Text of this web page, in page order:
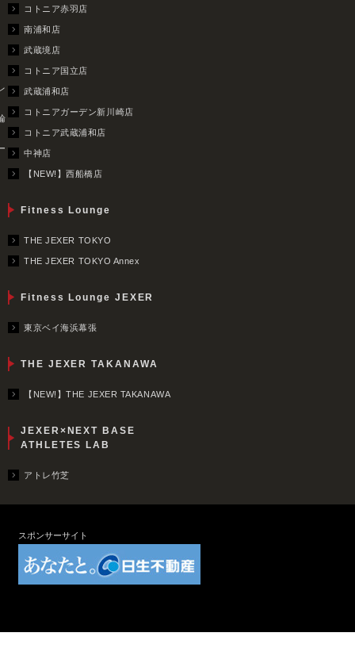
コトニア赤羽店
南浦和店
武蔵境店
コトニア国立店
武蔵浦和店
コトニアガーデン新川崎店
コトニア武蔵浦和店
中神店
【NEW!】西船橋店
Fitness Lounge
THE JEXER TOKYO
THE JEXER TOKYO Annex
Fitness Lounge JEXER
東京ベイ海浜幕張
THE JEXER TAKANAWA
【NEW!】THE JEXER TAKANAWA
JEXER×NEXT BASE
ATHLETES LAB
アトレ竹芝
スポンサーサイト